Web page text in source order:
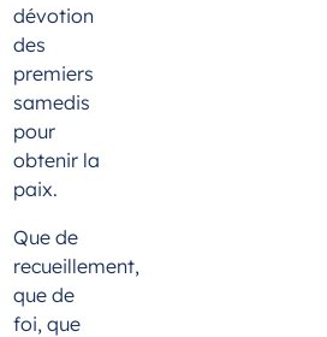
dévotion
des
premiers
samedis
pour
obtenir la
paix.
Que de
recueillement,
que de
foi, que